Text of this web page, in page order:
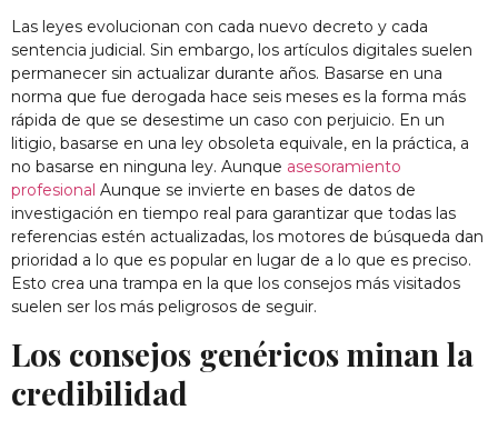
Las leyes evolucionan con cada nuevo decreto y cada
sentencia judicial. Sin embargo, los artículos digitales suelen
permanecer sin actualizar durante años. Basarse en una
norma que fue derogada hace seis meses es la forma más
rápida de que se desestime un caso con perjuicio. En un
litigio, basarse en una ley obsoleta equivale, en la práctica, a
no basarse en ninguna ley. Aunque asesoramiento
profesional Aunque se invierte en bases de datos de
investigación en tiempo real para garantizar que todas las
referencias estén actualizadas, los motores de búsqueda dan
prioridad a lo que es popular en lugar de a lo que es preciso.
Esto crea una trampa en la que los consejos más visitados
suelen ser los más peligrosos de seguir.
Los consejos genéricos minan la
credibilidad